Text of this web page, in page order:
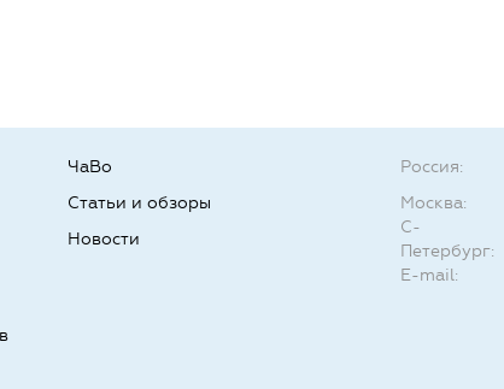
ЧаВо
Статьи и обзоры
Новости
Россия:
Москва:
С-
Петербург:
E-mail: